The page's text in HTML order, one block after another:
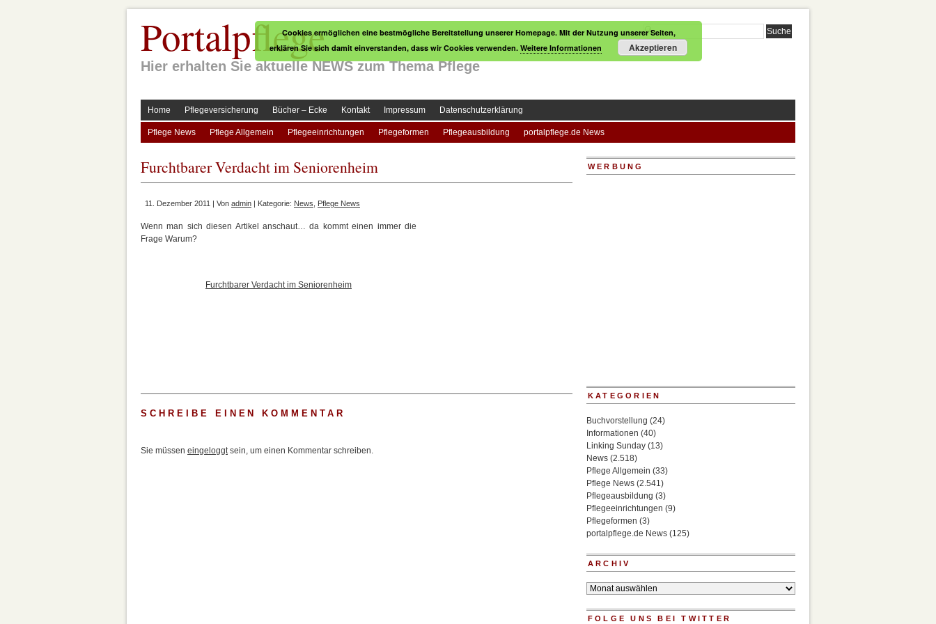
Portalpflege
Hier erhalten Sie aktuelle NEWS zum Thema Pflege
Home Pflegeversicherung Bücher – Ecke Kontakt Impressum Datenschutzerklärung
Pflege News Pflege Allgemein Pflegeeinrichtungen Pflegeformen Pflegeausbildung portalpflege.de News
Furchtbarer Verdacht im Seniorenheim
11. Dezember 2011 | Von admin | Kategorie: News Pflege News
Wenn man sich diesen Artikel anschaut… da kommt einen immer die
Frage Warum?
Furchtbarer Verdacht im Seniorenheim
SCHREIBE EINEN KOMMENTAR
Sie müssen eingeloggtsein, um einen Kommentar schreiben.
WERBUNG
KATEGORIEN
Buchvorstellung (24)
Informationen (40)
Linking Sunday (13)
News (2.518)
Pflege Allgemein (33)
Pflege News (2.541)
Pflegeausbildung (3)
Pflegeeinrichtungen (9)
Pflegeformen (3)
portalpflege.de News (125)
ARCHIV
Archiv
FOLGE UNS BEI TWITTER
Cookies ermöglichen eine bestmögliche Bereitstellung unserer Homepage. Mit der Nutzung unserer Seiten,
erklären Sie sich damit einverstanden, dass wir Cookies verwenden. Weitere Informationen Akzeptieren